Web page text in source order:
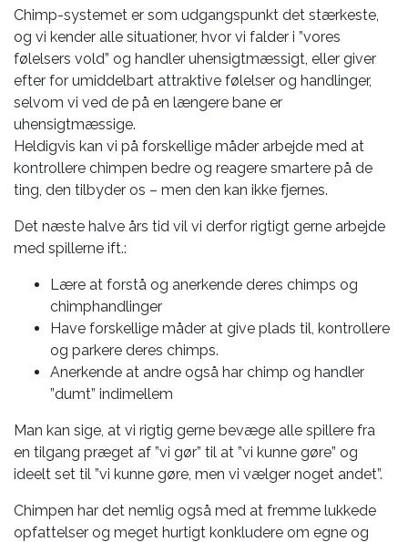
Chimp-systemet er som udgangspunkt det stærkeste,
og vi kender alle situationer, hvor vi falder i ”vores
følelsers vold” og handler uhensigtmæssigt, eller giver
efter for umiddelbart attraktive følelser og handlinger,
selvom vi ved de på en længere bane er
uhensigtmæssige.
Heldigvis kan vi på forskellige måder arbejde med at
kontrollere chimpen bedre og reagere smartere på de
ting, den tilbyder os – men den kan ikke fjernes.
Det næste halve års tid vil vi derfor rigtigt gerne arbejde
med spillerne ift.:
Lære at forstå og anerkende deres chimps og
chimphandlinger
Have forskellige måder at give plads til, kontrollere
og parkere deres chimps.
Anerkende at andre også har chimp og handler
”dumt” indimellem
Man kan sige, at vi rigtig gerne bevæge alle spillere fra
en tilgang præget af ”vi gør” til at ”vi kunne gøre” og
ideelt set til ”vi kunne gøre, men vi vælger noget andet”.
Chimpen har det nemlig også med at fremme lukkede
opfattelser og meget hurtigt konkludere om egne og